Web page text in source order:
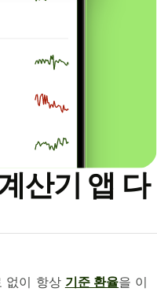
산기 앱 다
없이 항상 기준 환율을 이